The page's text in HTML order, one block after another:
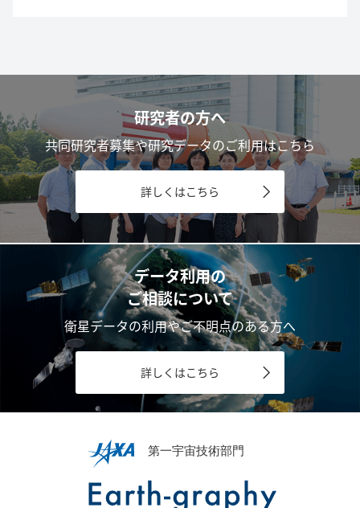
研究者の方へ
共同研究者募集や研究データのご利用はこちら
詳しくはこちら
データ利用の
ご相談について
衛星データの利用やご不明点のある方へ
詳しくはこちら